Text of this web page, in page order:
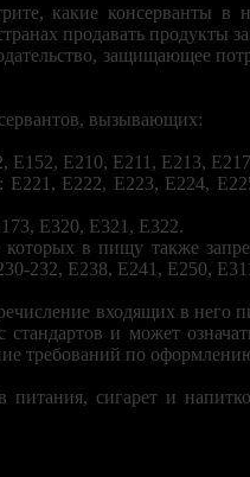
какие консерванты
продавать
защищающее
вызывающих:
Е152, Е210, Е211, Е213,
Е221, Е222, Е223, Е224,
Е320, Е321, Е322.
в пищу также
232, Е238, Е241, Е250,
входящих в него
и может
требований по
сигарет и